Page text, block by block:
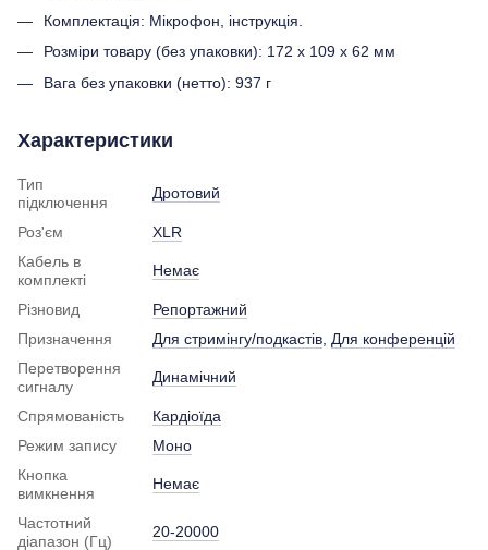
Комплектація: Мікрофон, інструкція.
Розміри товару (без упаковки): 172 x 109 x 62 мм
Вага без упаковки (нетто): 937 г
Характеристики
Тип
підключення
Дротовий
Роз'єм
XLR
Кабель в
комплекті
Немає
Різновид
Репортажний
Призначення
Для стримінгу/подкастів Для конференцій
Перетворення
сигналу
Динамічний
Спрямованість
Кардіоїда
Режим запису
Моно
Кнопка
вимкнення
Немає
Частотний
діапазон (Гц)
20-20000